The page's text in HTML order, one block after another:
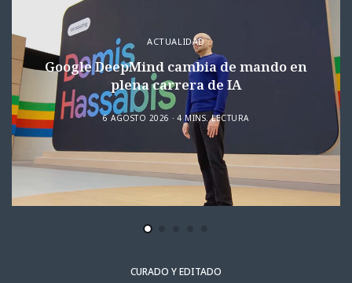
ACTUALIDAD
Google DeepMind cambia de mando en
plena carrera de IA
6 AGOSTO 2026 4 MINS. LECTURA
CURADO Y EDITADO